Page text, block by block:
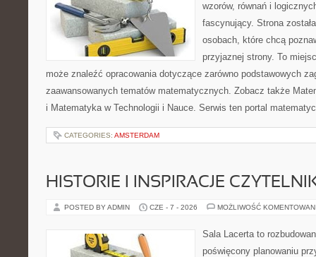
wzorów, równań i
fascynujący. Strona
osobach, które chcą
przyjaznej strony. To
może znaleźć opracowania dotyczące zarówno podstawowych
zaawansowanych tematów matematycznych. Zobacz także
i Matematyka w Technologii i Nauce. Serwis ten portal
CATEGORIES: AMSTERDAM
HISTORIE I INSPIRACJE
POSTED BY ADMIN CZE - 7 - 2026 MOŻLIWOŚĆ
Sala Lacerta to
poświęcony planowaniu